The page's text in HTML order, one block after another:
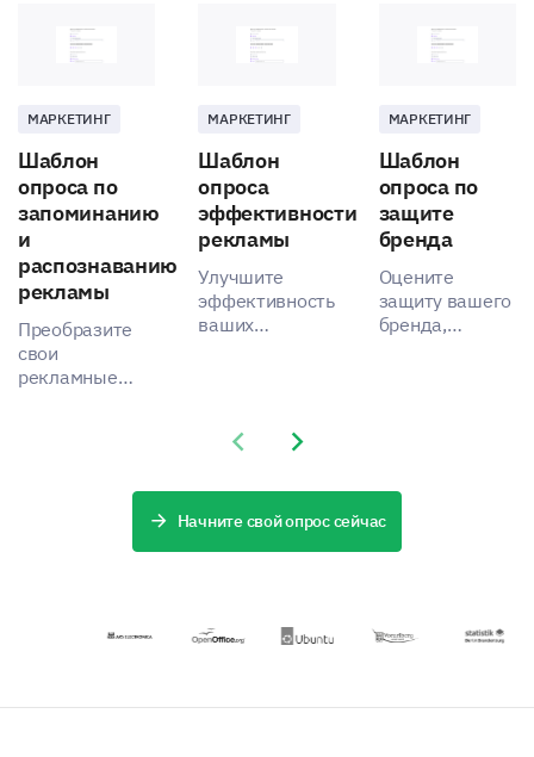
МАРКЕТИНГ
Шаблон
опроса по
запоминанию
и
распознаванию
рекламы
Преобразите
свои
рекламные
разработанного
эффективности
кампаний.
МАРКЕТИНГ
Шаблон
опроса
эффективности
рекламы
Улучшите
эффективность
ваших
всестороннего
опроса.
МАРКЕТИНГ
Шаблон
опроса по
защите
бренда
Оцените
защиту вашего
бренда,
помощью этого
надежного и
Previous slide
Next slide
Начните свой опрос сейчас